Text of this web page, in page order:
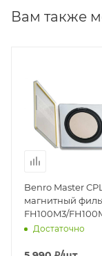
Вам также
Benro Master
магнитный
FH100M3/
Достаточно